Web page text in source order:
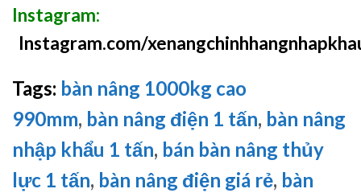
Instagram:
Instagram.com/
Tags: bàn nâng 1000kg cao
990mm, bàn nâng điện 1 tấn, bàn nâng
nhập khẩu 1 tấn, bán bàn nâng thủy
lực 1 tấn, bàn nâng điện giá rẻ, bàn